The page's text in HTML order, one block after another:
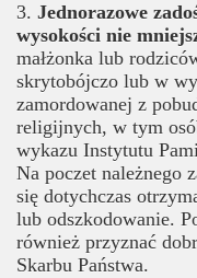
3. Jednorazowe
wysokości nie
małżonka lub
skrytobójczo lub w
zamordowanej z
religijnych, w tym
wykazu Instytutu
Na poczet należnego
się dotychczas
lub odszkodowanie.
również przyznać
Skarbu Państwa.